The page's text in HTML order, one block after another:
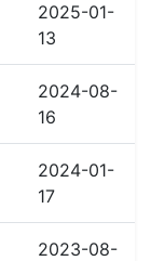
2025-01-
13
2024-08-
16
2024-01-
17
2023-08-